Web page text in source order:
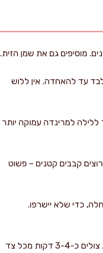
מוסיפים גם את שמן הזית.
קרים מראש), לשים בעדינות את התערובת כ-1-2 דקות בלבד עד להאחדה. אין ללוש
לפחות. אפשר גם לשמור ללילה למרינדה עמוקה יותר
סנטימטרים ובעובי של כ-2 סנטימטרים. אם רוצים קבבים קטנים – פשוט
אותם במים ל-20 דקות לפני ההשחלה, כדי שלא יישרפו.
אפשרות גריל: מחממים גריל פחמים או גריל גז לחום גבוה ומברישים היטב את הקבבים בשמן. צולים כ-3-4 דקות מכל צד